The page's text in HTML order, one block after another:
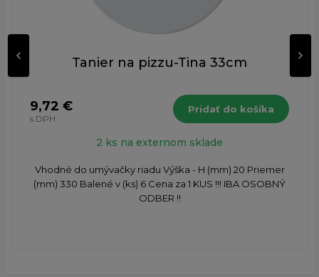
Tanier na pizzu-Tina 33cm
9,72 €
s DPH
Pridať do košíka
2 ks na externom sklade
Vhodné do umývačky riadu Výška - H (mm) 20 Priemer
(mm) 330 Balené v (ks) 6 Cena za 1 KUS !!! IBA OSOBNÝ
ODBER !!